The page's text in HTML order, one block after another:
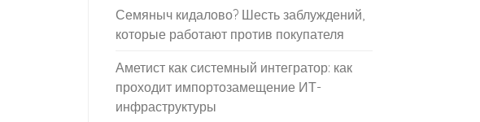
Семяныч кидалово? Шесть заблуждений,
которые работают против покупателя
Аметист как системный интегратор: как
проходит импортозамещение ИТ-
инфраструктуры